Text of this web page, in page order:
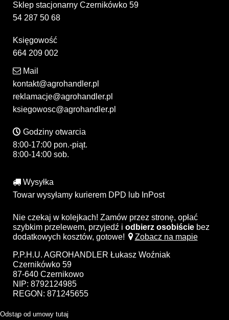
Sklep stacjonarny Czernikówko 59
54 287 50 68
Księgowość
664 209 002
Mail
kontakt@agrohandler.pl
reklamacje@agrohandler.pl
ksiegowosc@agrohandler.pl
Godziny otwarcia
8:00-17:00 pon.-piąt.
8:00-14:00 sob.
Wysyłka
Towar wysyłamy kurierem DPD lub InPost
Nie czekaj w kolejkach! Zamów przez stronę, opłać
szybkim przelewem, przyjedź i odbierz osobiście bez
dodatkowych kosztów, gotowe!
Zobacz na mapie
P.P.H.U. AGROHANDLER Łukasz Woźniak
Czernikówko 59
87-640 Czernikowo
NIP: 8792124985
REGON: 871245655
Odstąp od umowy tutaj